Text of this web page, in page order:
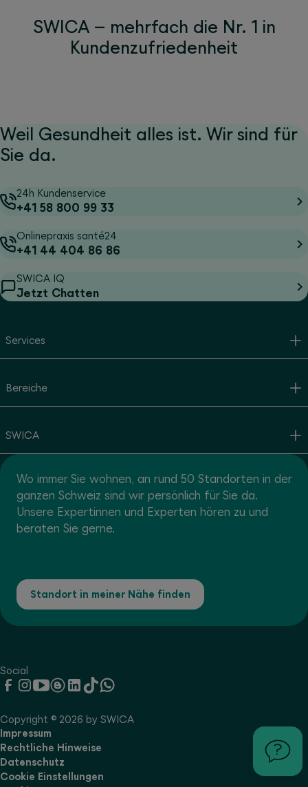
SWICA – mehrfach die Nr. 1 in
Kundenzufriedenheit
Weil Gesundheit alles ist. Wir sind für
Sie da.
24h Kundenservice
+41 58 800 99 33
Onlinepraxis santé24
+41 44 404 86 86
SWICA IQ
Jetzt Chatten
Services
Bereiche
SWICA
Wo immer Sie wohnen, an rund 50 Standorten in der
ganzen Schweiz sind wir persönlich für Sie da.
Unsere Expertinnen und Experten hören zu und
beraten Sie gerne.
Standort in meiner Nähe finden
Social
Copyright © 2026 by SWICA
Impressum
Rechtliche Hinweise
Datenschutz
Cookie Einstellungen